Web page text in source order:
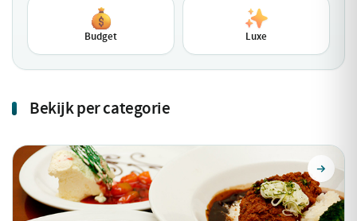
Budget Luxe
Bekijk per categorie